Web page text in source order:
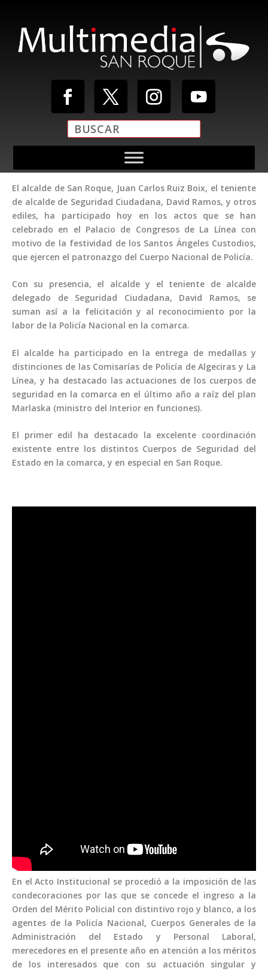
El alcalde de San Roque, Juan Carlos Ruiz Boix, el teniente
de alcalde de Seguridad Ciudadana, David Ramos, y otros
ediles, ha participado hoy en los actos que se han
celebrado en el Palacio de Congresos de La Línea con
motivo de la festividad de los Santos Ángeles Custodios,
que ejercen el patronazgo del Cuerpo Nacional de Policía.
Con su presencia, el alcalde y el teniente de alcalde
delegado de Seguridad Ciudadana, David Ramos, se
suman así a la felicitación y al reconocimiento por la
labor de la Policía Nacional en la comarca.
El alcalde ha participado en la entrega de medallas y
distinciones de las Comisarías de Policía de Algeciras y La
Línea, y ha destacado las actuaciones de los cuerpos de
seguridad en la comarca en el último año a raíz del plan
Marlaska (ministro del Interior en funciones).
El primer edil ha destacado la excelente coordinación
existente entre los distintos Cuerpos de Seguridad del
Estado en la comarca, y en especial en San Roque.
En el Acto Institucional se procedió a la imposición de las
condecoraciones por las que se concede el ingreso a la
Orden del Mérito Policial con distintivo rojo y blanco, a los
agentes de la Policía Nacional, Cuerpos Generales de la
Administración del Estado y Personal Laboral,
merecedores en el presente año en atención a los méritos
de los interesados que con su actuación singular y